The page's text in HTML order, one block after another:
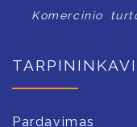
Komercinio
Pardavimas